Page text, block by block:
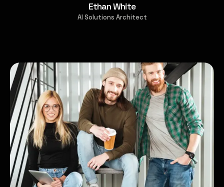
Ethan White
AI Solutions Architect